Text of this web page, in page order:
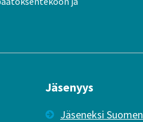
Jäsenyys
Jäseneksi Suomen